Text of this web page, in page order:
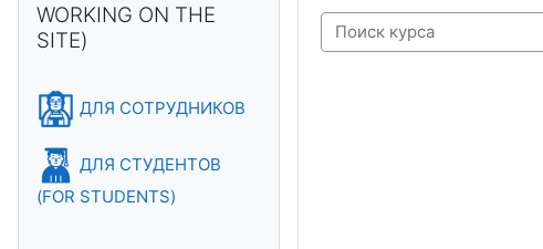
Поиск курса
WORKING ON THE
SITE)
ДЛЯ СОТРУДНИКОВ
ДЛЯ СТУДЕНТОВ
(FOR STUDENTS)